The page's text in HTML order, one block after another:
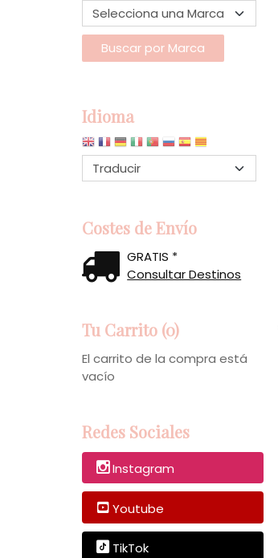
Idioma
Costes de Envío
GRATIS *
Consultar Destinos
Tu Carrito (0)
El carrito de la compra está
vacío
Redes Sociales
Instagram
Youtube
TikTok